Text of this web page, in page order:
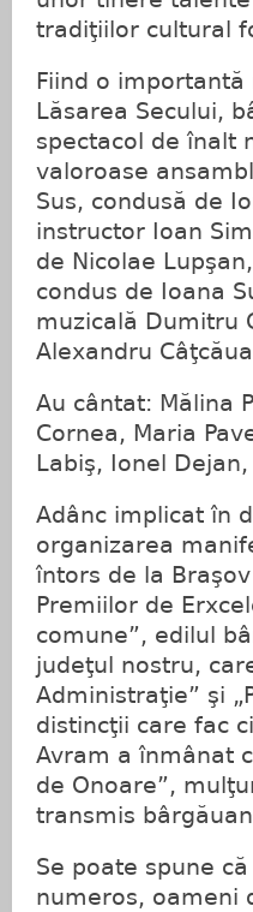
tradiţiilor cultural
Fiind o
Lăsarea Secului,
spectacol de înalt
valoroase
Sus, condusă de
instructor Ioan
de Nicolae
condus de Ioana
muzicală Dumitru
Alexandru
Au cântat: Mălina
Cornea, Maria
Labiş, Ionel
Adânc implicat în
organizarea
întors de la
Premiilor de
comune”, edilul
judeţul nostru,
Administraţie” şi
distincţii care fac
Avram a înmânat
de Onoare”,
transmis
Se poate spune
numeros, oameni